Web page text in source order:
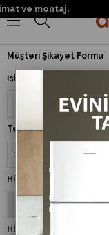
Müşteri Şikayet Formu
İsim Soyisim
Telefon
Hizmet Aldığınız Birim
Hizmet Aldığınız Şube
ve montaj.